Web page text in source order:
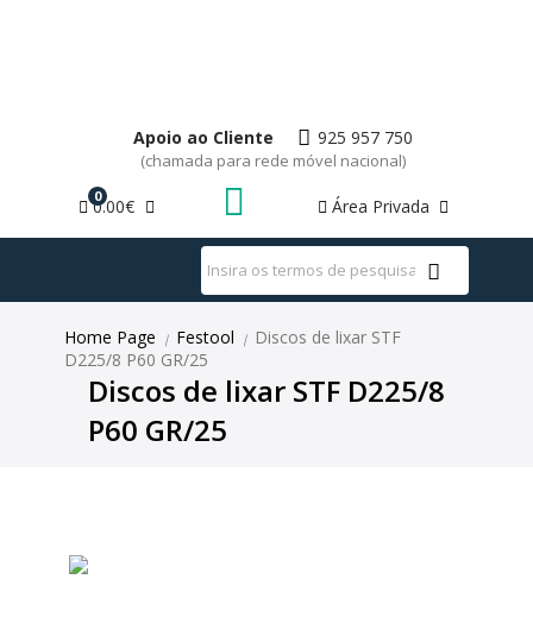
WhatsApp
Apoio ao Cliente 925 957 750
(chamada para rede móvel nacional)
Área Privada
0
0.00€
Home Page | Festool | Discos de lixar STF
D225/8 P60 GR/25
Discos de lixar STF D225/8
P60 GR/25